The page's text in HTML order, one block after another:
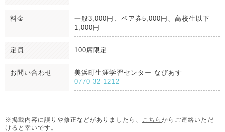
料金
一般3,000円、ペア券5,000円、高校生以下
1,000円
定員 100席限定
お問い合わせ
美浜町生涯学習センター なびあす
0770-32-1212
※掲載内容に誤りや修正などがありましたら、 こちら からご連絡いただ
けると幸いです。